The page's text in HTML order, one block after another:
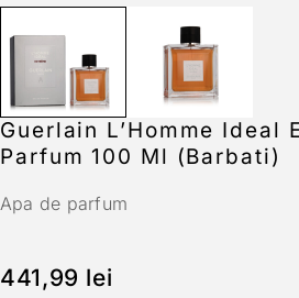
Guerlain L’Homme Ideal
Parfum 100 Ml (Barbati)
Apa de parfum
441,99 lei